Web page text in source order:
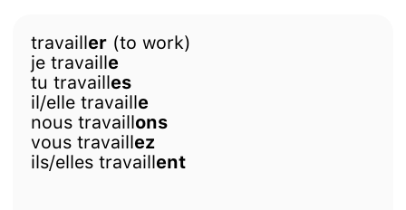
travailler (to work)
je travaille
tu travailles
il/elle travaille
nous travaillons
vous travaillez
ils/elles travaillent